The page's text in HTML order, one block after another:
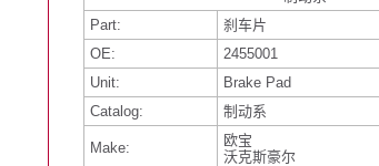
Part:
刹车片
OE:
2455001
Unit:
Brake Pad
Catalog:
制动系
Make:
欧宝
沃克斯豪尔